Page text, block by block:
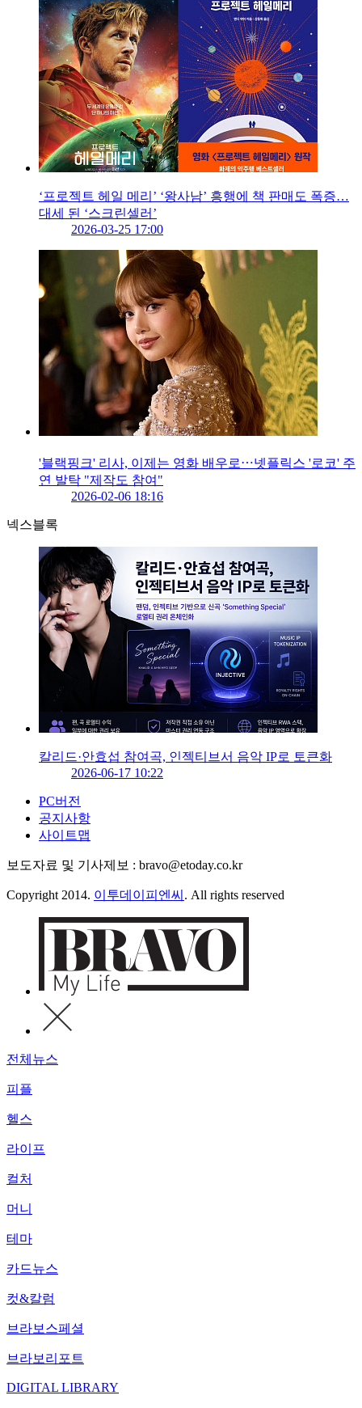
‘프로젝트 헤일 메리’ ‘왕사남’ 흥행에 책 판매도 폭증…
대세 된 ‘스크린셀러’
2026-03-25 17:00
'블랙핑크' 리사, 이제는 영화 배우로⋯넷플릭스 '로코' 주
연 발탁 "제작도 참여"
2026-02-06 18:16
넥스블록
칼리드·안효섭 참여곡, 인젝티브서 음악 IP로 토큰화
2026-06-17 10:22
PC버전
공지사항
사이트맵
보도자료 및 기사제보 : bravo@etoday.co.kr
Copyright 2014. 이투데이피엔씨 . All rights reserved
전체뉴스
피플
헬스
라이프
컬처
머니
테마
카드뉴스
컷&칼럼
브라보스페셜
브라보리포트
DIGITAL LIBRARY